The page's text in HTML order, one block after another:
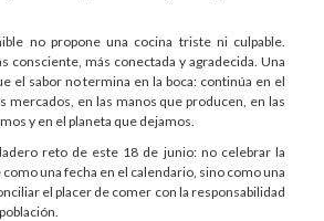
no propone una cocina triste ni culpable.
consciente, más conectada y agradecida. Una
el sabor no termina en la boca: continúa en el
mercados, en las manos que producen, en las
y en el planeta que dejamos.
reto de este 18 de junio: no celebrar la
una fecha en el calendario, sino como una
el placer de comer con la responsabilidad